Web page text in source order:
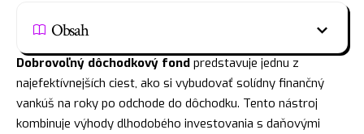
Obsah
Dobrovoľný dôchodkový fond predstavuje jednu z
najefektívnejších ciest, ako si vybudovať solídny finančný
vankúš na roky po odchode do dôchodku. Tento nástroj
kombinuje výhody dlhodobého investovania s daňovými